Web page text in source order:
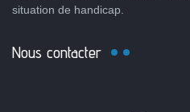
situation de handicap.
Nous contacter